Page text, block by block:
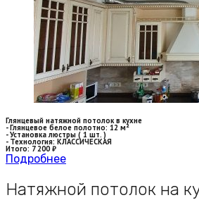
Глянцевый натяжной потолок в кухне
- Глянцевое белое полотно: 12 м²
- Установка люстры ( 1 шт. )
- Технология: КЛАССИЧЕСКАЯ
Итого: 7 200 ₽
Подробнее
Натяжной потолок на